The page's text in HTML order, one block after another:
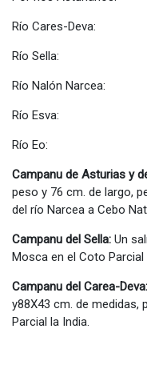
Río Cares-
Río
Río Nalón
Río
Río
Campanu de Asturias y
peso y 76 cm. de largo,
del río Narcea a Cebo
Campanu del Sella: Un
Mosca en el Coto Parcial
Campanu del Carea-Deva:
y88X43 cm. de medidas,
Parcial la India.